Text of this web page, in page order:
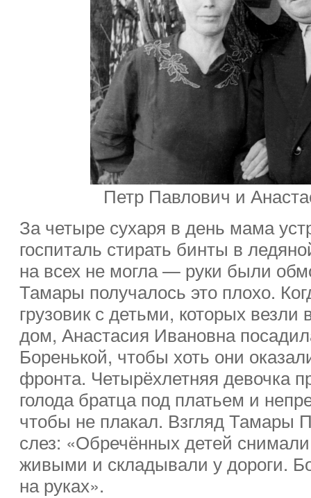
Петр Павлович и
За четыре сухаря в день мама
госпиталь стирать бинты в
на всех не могла — руки были
Тамары получалось это плохо.
грузовик с детьми, которых везли
дом, Анастасия Ивановна
Боренькой, чтобы хоть они
фронта. Четырёхлетняя девочка
голода братца под платьем и
чтобы не плакал. Взгляд Тамары
слез: «Обречённых детей
живыми и складывали у дороги.
на руках».